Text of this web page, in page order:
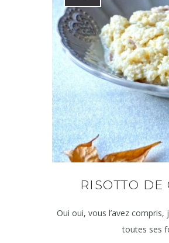
RISOTTO
Oui oui, vous l’avez
toutes ses